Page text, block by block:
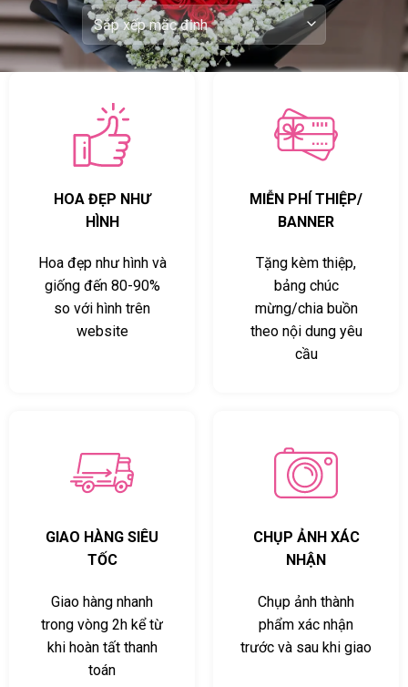
HOA ĐẸP NHƯ
HÌNH
Hoa đẹp như hình và
giống đến 80-90%
so với hình trên
website
MIỄN PHÍ THIỆP/
BANNER
Tặng kèm thiệp,
bảng chúc
mừng/chia buồn
theo nội dung yêu
cầu
GIAO HÀNG SIÊU
TỐC
Giao hàng nhanh
trong vòng 2h kể từ
khi hoàn tất thanh
toán
CHỤP ẢNH XÁC
NHẬN
Chụp ảnh thành
phẩm xác nhận
trước và sau khi giao